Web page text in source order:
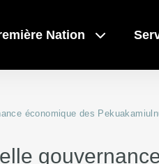
Nation
économique des